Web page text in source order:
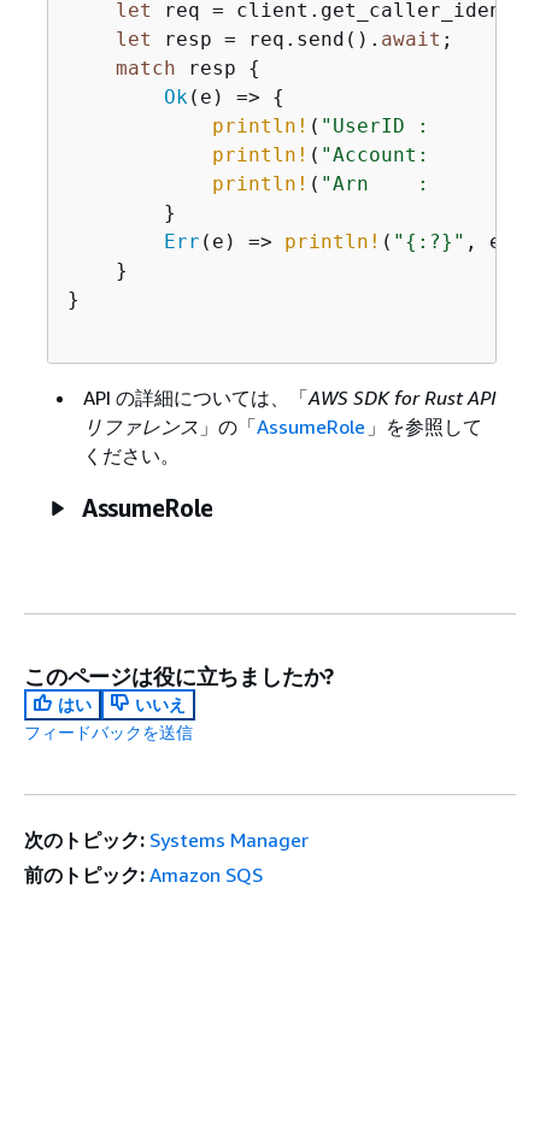
let req =
let resp = req.send(). await ;
match resp {
Ok (e) => {
println! (
println! (
println! ( "Arn
        }
Err (e) => println! ( " { :?}" , e),
    }
}
API の詳細については、「AWS SDK for Rust API
リファレンス 」の「AssumeRole 」を参照して
ください。
AssumeRole
このページは役に立ちましたか?
はい
いいえ
フィードバックを送信
次のトピック: Systems Manager
前のトピック: Amazon SQS